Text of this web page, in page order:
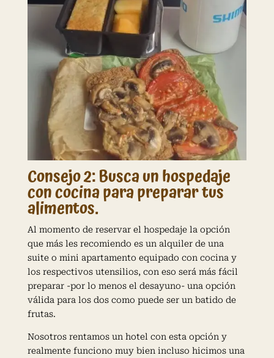
Consejo 2: Busca un hospedaje
con cocina para preparar tus
alimentos.
Al momento de reservar el hospedaje la opción
que más les recomiendo es un alquiler de una
suite o mini apartamento equipado con cocina y
los respectivos utensilios, con eso será más fácil
preparar -por lo menos el desayuno- una opción
válida para los dos como puede ser un batido de
frutas.
Nosotros rentamos un hotel con esta opción y
realmente funciono muy bien incluso hicimos una